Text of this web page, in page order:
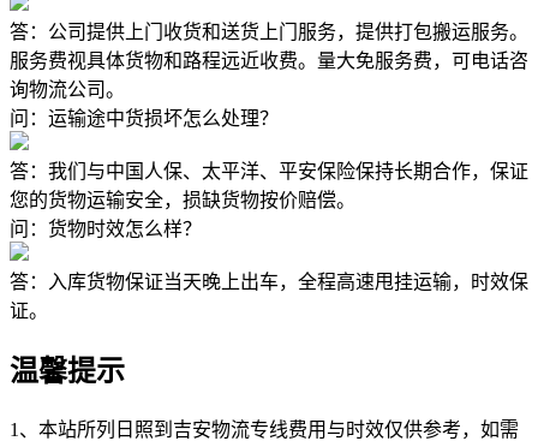
答：公司提供上门收货和送货上门服务，提供打包搬运服务。
服务费视具体货物和路程远近收费。量大免服务费，可电话咨
询物流公司。
问：运输途中货损坏怎么处理？
答：我们与中国人保、太平洋、平安保险保持长期合作，保证
您的货物运输安全，损缺货物按价赔偿。
问：货物时效怎么样？
答：入库货物保证当天晚上出车，全程高速甩挂运输，时效保
证。
温馨提示
1、本站所列日照到吉安物流专线费用与时效仅供参考，如需